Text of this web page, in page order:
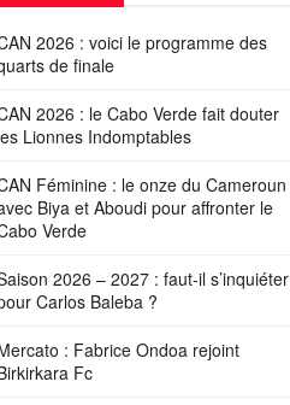
2026 : voici le programme des
de finale
2026 : le Cabo Verde fait douter
Lionnes Indomptables
Féminine : le onze du Cameroun
Biya et Aboudi pour affronter le
Verde
2026 – 2027 : faut-il s’inquiéter
Carlos Baleba ?
: Fabrice Ondoa rejoint
Fc